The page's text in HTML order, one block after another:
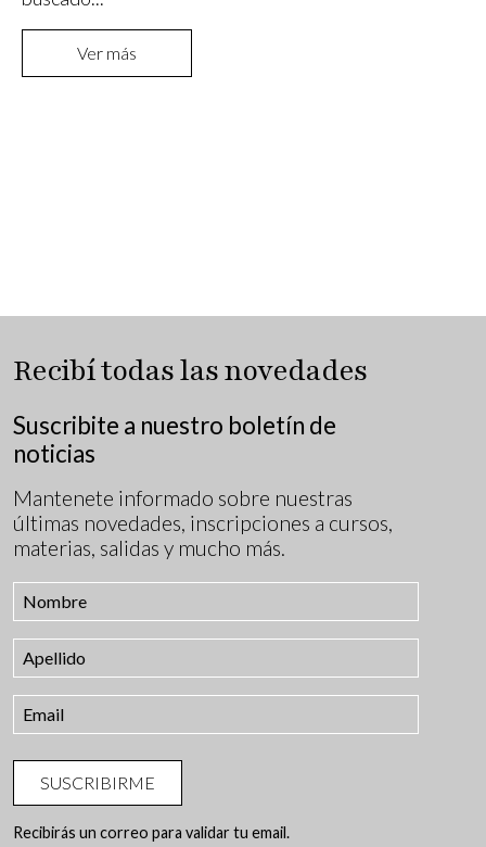
Ver más
Recibí todas las novedades
Suscribite a nuestro boletín de
noticias
Mantenete informado sobre nuestras
últimas novedades, inscripciones a cursos,
materias, salidas y mucho más.
SUSCRIBIRME
Recibirás un correo para validar tu email.